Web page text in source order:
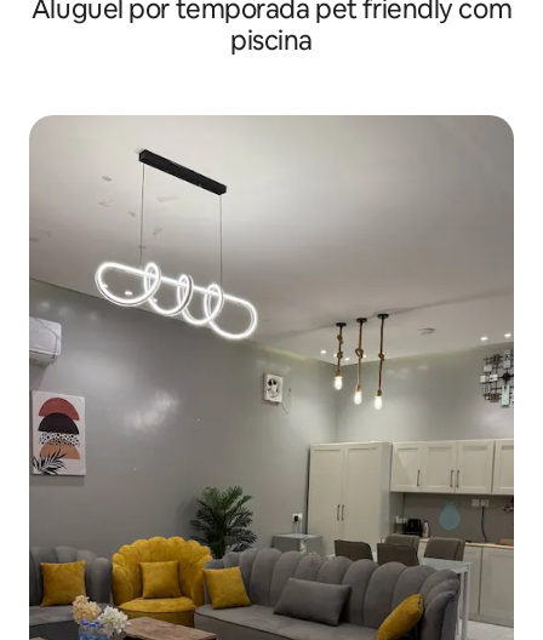
Aluguel por temporada pet friendly com
piscina